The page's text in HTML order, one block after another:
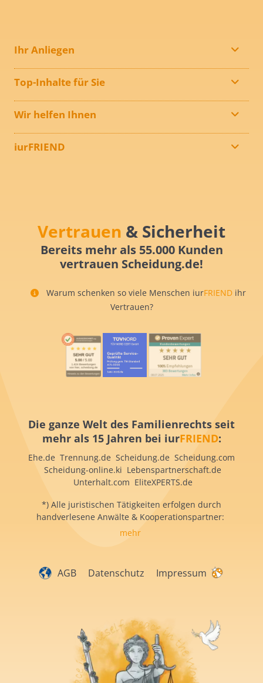
Ihr Anliegen
Top-Inhalte für Sie
Wir helfen Ihnen
iurFRIEND
Vertrauen & Sicherheit
Bereits mehr als 55.000 Kunden
vertrauen Scheidung.de!
Warum schenken so viele Menschen iurFRIEND ihr
Vertrauen?
Die ganze Welt des Familienrechts seit
mehr als 15 Jahren bei iurFRIEND:
Ehe.de Trennung.de Scheidung.de Scheidung.com
Scheidung-online.ki Lebenspartnerschaft.de
Unterhalt.com EliteXPERTS.de
*) Alle juristischen Tätigkeiten erfolgen durch
handverlesene Anwälte & Kooperationspartner:
mehr
AGB Datenschutz Impressum